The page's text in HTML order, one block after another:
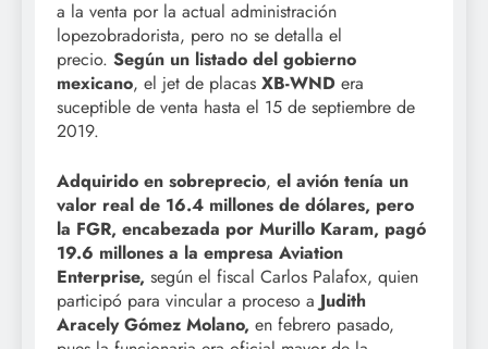
a la venta por la actual administración
lopezobradorista, pero no se detalla el
precio. Según un listado del gobierno
mexicano, el jet de placas XB-WND era
suceptible de venta hasta el 15 de septiembre de
2019.
Adquirido en sobreprecio, el avión tenía un
valor real de 16.4 millones de dólares, pero
la FGR, encabezada por Murillo Karam, pagó
19.6 millones a la empresa Aviation
Enterprise, según el fiscal Carlos Palafox, quien
participó para vincular a proceso a Judith
Aracely Gómez Molano, en febrero pasado,